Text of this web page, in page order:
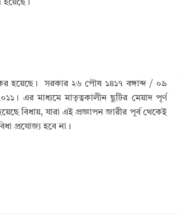
হয়েছে।
হয়েছে। সরকার ২৬ পৌষ ১৪১৭ বঙ্গাব্দ / ০৯
এর মাধ্যমে মাতৃত্বকালীন ছুটির মেয়াদ পূর্ণ
বিধায়, যারা এই প্রজ্ঞাপন জারীর পূর্ব থেকেই
প্রযোজ্য হবে না।